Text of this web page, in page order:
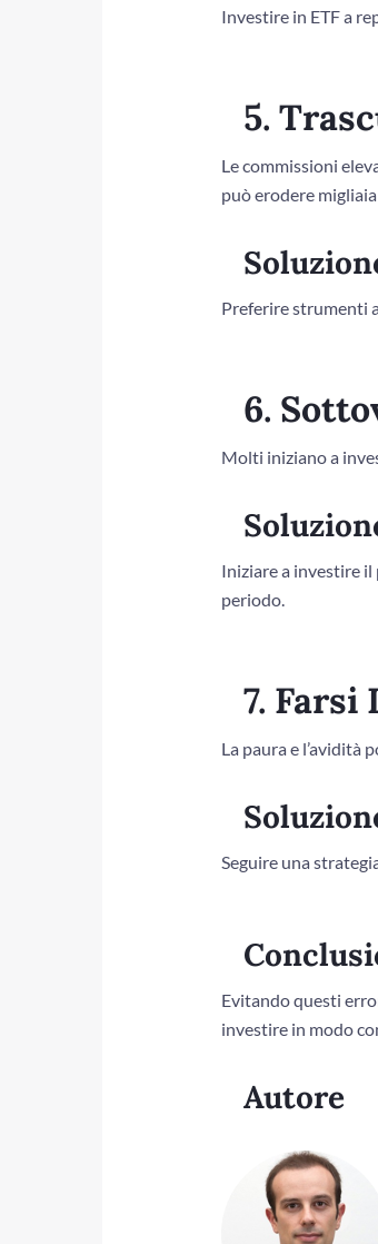
Investire in ETF a
5.
Le commissioni
può erodere
Preferire strumenti
6.
Molti iniziano a
Iniziare a investire
periodo.
7.
La paura e l’avidità
Seguire una
Evitando questi
investire in modo
Autore